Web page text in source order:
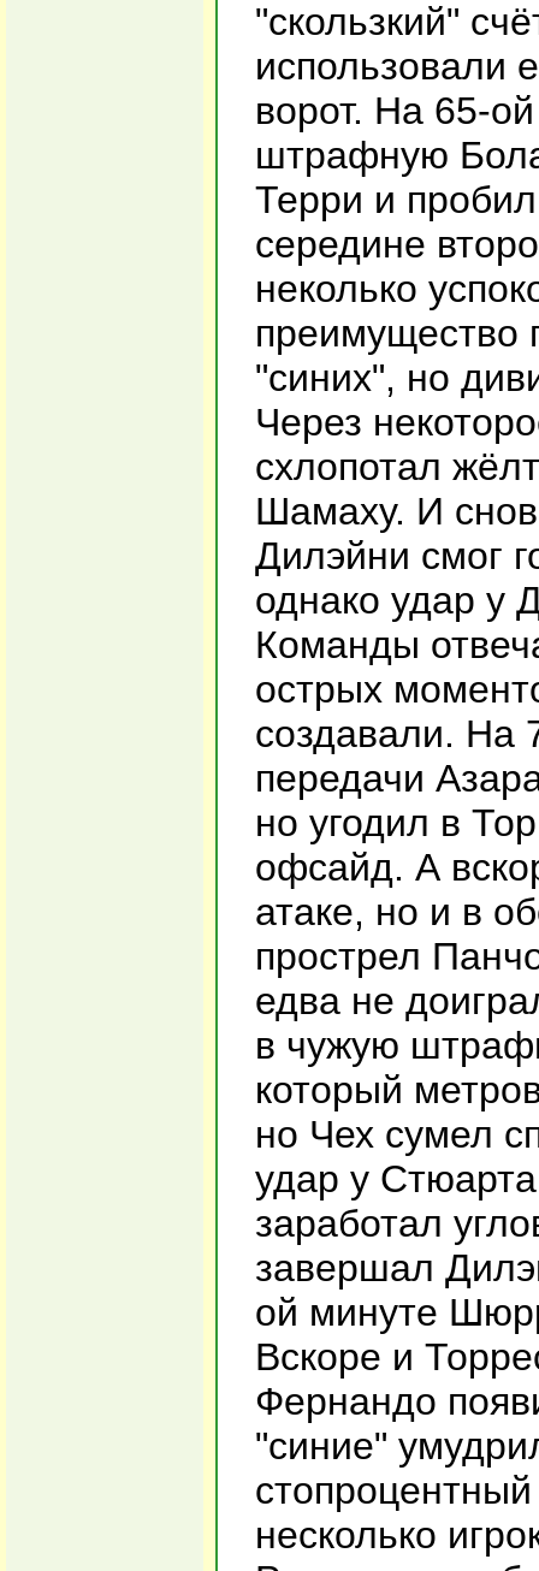
"скользкий"
использовали
ворот. На 65-
штрафную
Терри и
середине
неколько
преимущество
"синих", но
Через
схлопотал
Шамаху. И
Дилэйни смог
однако удар у
Команды
острых
создавали. На
передачи
но угодил в
офсайд. А
атаке, но и в
прострел
едва не
в чужую
который
но Чех сумел
удар у
заработал
завершал
ой минуте
Вскоре и
Фернандо
"синие"
несколько